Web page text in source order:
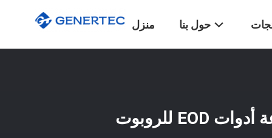
منزل حول بنا
26 كجم وصف مجموعة أدوات EOD للروبوت